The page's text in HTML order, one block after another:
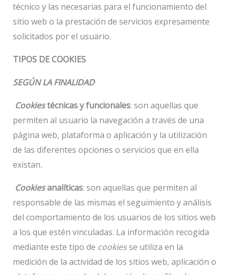
técnico y las necesarias para el funcionamiento del
sitio web o la prestación de servicios expresamente
solicitados por el usuario.
TIPOS DE COOKIES
SEGÚN LA FINALIDAD
Cookiestécnicas y funcionales: son aquellas que
permiten al usuario la navegación a través de una
página web, plataforma o aplicación y la utilización
de las diferentes opciones o servicios que en ella
existan.
Cookiesanalíticas: son aquellas que permiten al
responsable de las mismas el seguimiento y análisis
del comportamiento de los usuarios de los sitios web
a los que estén vinculadas. La información recogida
mediante este tipo de cookiesse utiliza en la
medición de la actividad de los sitios web, aplicación o